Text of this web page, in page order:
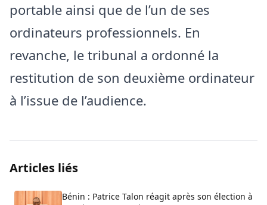
portable ainsi que de l’un de ses
ordinateurs professionnels. En
revanche, le tribunal a ordonné la
restitution de son deuxième ordinateur
à l’issue de l’audience.
Articles liés
Bénin : Patrice Talon réagit après son élection à